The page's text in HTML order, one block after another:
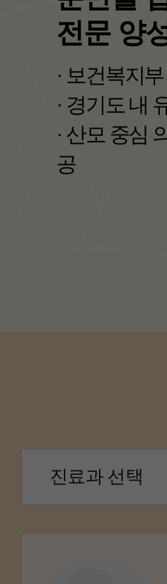
· 지역 필수
· 지역완결
자세